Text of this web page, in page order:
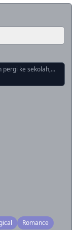
pergi ke sekolah,...
Romance